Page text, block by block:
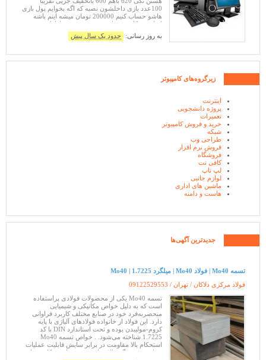
100عدد بازی داخلشون نصبه که اگه بخوایم پول بازی
هاشو حساب کنیم 200000 تومان میشه اینم باشه
اشانتیون کامپیوترهای سرور مخصوص ادارات و
مدارس و بانک ها: اچ پی HP Xeon E3-12
به روز رسانی: حدود یک سال پیش
زیرگروه‌های کامپیوتر
اینترنت
پروژه دانشجویی
تعمیرات
خرید و فروش کامپیوتر
شبکه
طراحی وب
فروش نرم افزار
فروشگاه
کافی نت
لپ تاپ
لوازم جانبی
ماشین های اداری
هاست و دامنه
جدیدترین آگهی‌ها
تسمه Mo40 | فولاد Mo40 | میلگرد 1.7225 | Mo40
فولاد مرکزی دلاکان / تهران / 09122529553
تسمه Mo40 یکی از محصولات فولادی پراستفاده
است که به دلیل خواص مکانیکی و شیمیایی
منحصر‌به‌فرد خود در صنایع مختلف کاربرد فراوانی
دارد. این فولاد از خانواده فولادهای آلیاژی با پایه
کروم-مولیبدن بوده و تحت استاندارد DIN با کد
1.7225 شناخته می‌شود. . خواص تسمه Mo40
استحکام بالا مقاومت در برابر سایش قابلیت عملیات
حرارتی چقرمگی بالا مقاومت به حرارت . کاربردهای